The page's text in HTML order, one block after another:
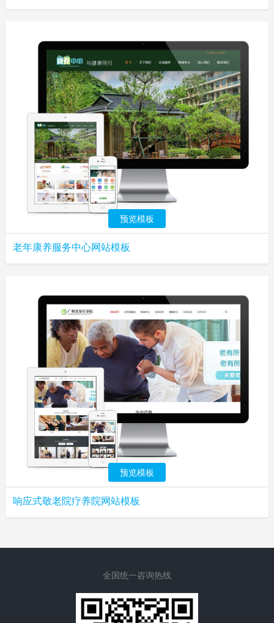
预览模板
老年康养服务中心网站模板
预览模板
响应式敬老院疗养院网站模板
全国统一咨询热线